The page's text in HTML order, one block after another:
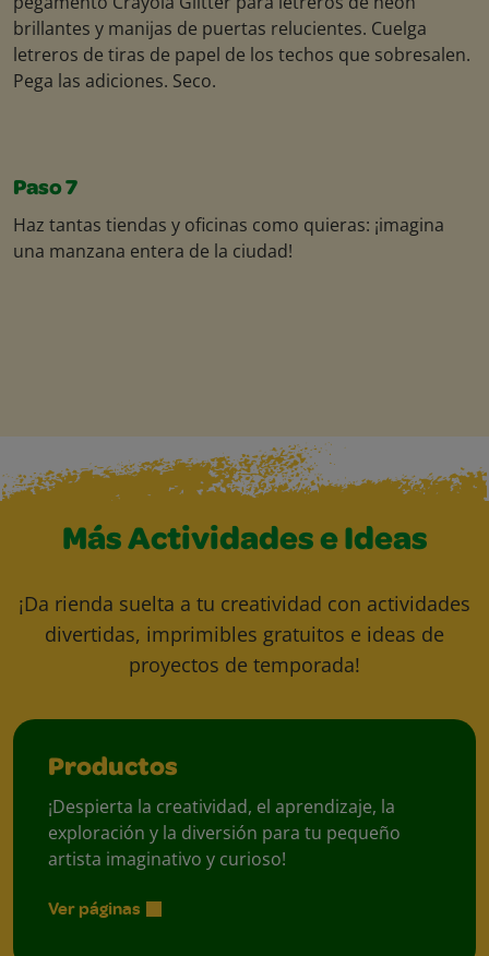
brillantes y manijas de puertas relucientes. Cuelga
letreros de tiras de papel de los techos que sobresalen.
Pega las adiciones. Seco.
Paso 7
Haz tantas tiendas y oficinas como quieras: ¡imagina
una manzana entera de la ciudad!
Más Actividades e Ideas
¡Da rienda suelta a tu creatividad con actividades
divertidas, imprimibles gratuitos e ideas de
proyectos de temporada!
Productos
¡Despierta la creatividad, el aprendizaje, la
exploración y la diversión para tu pequeño
artista imaginativo y curioso!
Ver páginas